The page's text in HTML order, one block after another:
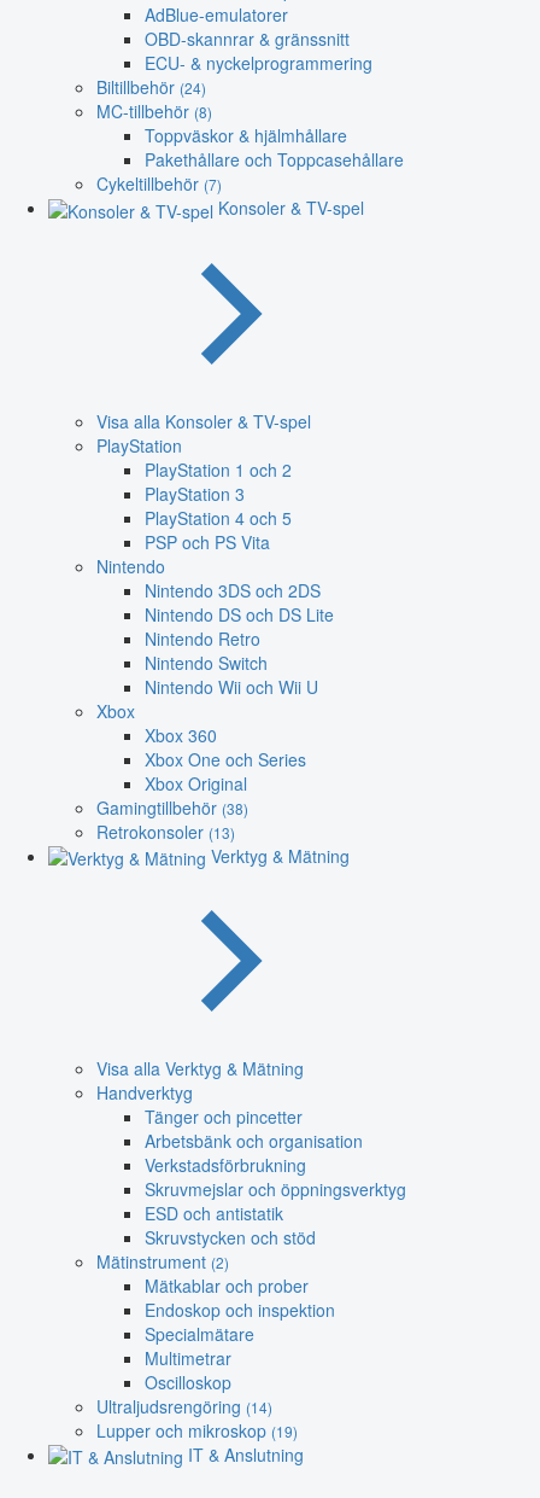
AdBlue-emulatorer
OBD-skannrar & gränssnitt
ECU- & nyckelprogrammering
Biltillbehör (24)
MC-tillbehör (8)
Toppväskor & hjälmhållare
Pakethållare och Toppcasehållare
Cykeltillbehör (7)
Konsoler & TV-spel
Visa alla Konsoler & TV-spel
PlayStation
PlayStation 1 och 2
PlayStation 3
PlayStation 4 och 5
PSP och PS Vita
Nintendo
Nintendo 3DS och 2DS
Nintendo DS och DS Lite
Nintendo Retro
Nintendo Switch
Nintendo Wii och Wii U
Xbox
Xbox 360
Xbox One och Series
Xbox Original
Gamingtillbehör (38)
Retrokonsoler (13)
Verktyg & Mätning
Visa alla Verktyg & Mätning
Handverktyg
Tänger och pincetter
Arbetsbänk och organisation
Verkstadsförbrukning
Skruvmejslar och öppningsverktyg
ESD och antistatik
Skruvstycken och stöd
Mätinstrument (2)
Mätkablar och prober
Endoskop och inspektion
Specialmätare
Multimetrar
Oscilloskop
Ultraljudsrengöring (14)
Lupper och mikroskop (19)
IT & Anslutning